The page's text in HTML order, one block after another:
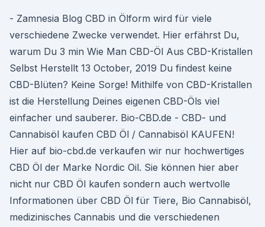
- Zamnesia Blog CBD in Ölform wird für viele
verschiedene Zwecke verwendet. Hier erfährst Du,
warum Du 3 min Wie Man CBD-Öl Aus CBD-Kristallen
Selbst Herstellt 13 October, 2019 Du findest keine
CBD-Blüten? Keine Sorge! Mithilfe von CBD-Kristallen
ist die Herstellung Deines eigenen CBD-Öls viel
einfacher und sauberer. Bio-CBD.de - CBD- und
Cannabisöl kaufen CBD Öl / Cannabisöl KAUFEN!
Hier auf bio-cbd.de verkaufen wir nur hochwertiges
CBD Öl der Marke Nordic Oil. Sie können hier aber
nicht nur CBD Öl kaufen sondern auch wertvolle
Informationen über CBD Öl für Tiere, Bio Cannabisöl,
medizinisches Cannabis und die verschiedenen